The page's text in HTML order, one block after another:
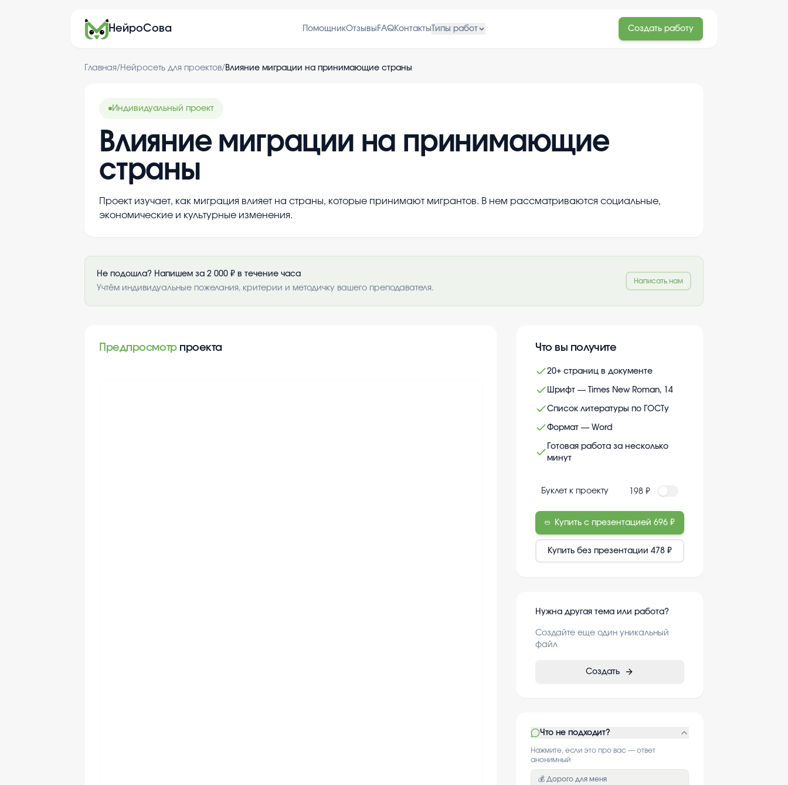
НейроСова ПомощникОтзывы FAQКонтакты Типы работ Создать работу
Главная/ Нейросеть для проектов/ Влияние миграции на принимающие страны
Индивидуальный проект
Влияние миграции на принимающие
страны
Проект изучает, как миграция влияет на страны, которые принимают мигрантов. В нем рассматриваются социальные,
экономические и культурные изменения.
Не подошла? Напишем за 2 000 ₽ в течение часа
Учтём индивидуальные пожелания, критерии и методичку вашего преподавателя.
Написать нам
Предпросмотр проекта Что вы получите
20+ страниц в документе
Шрифт — Times New Roman, 14
Список литературы по ГОСТу
Формат — Word
Готовая работа за несколько
минут
Буклет к проекту 198 ₽
Купить с презентацией 696 ₽
Купить без презентации 478 ₽
Нужна другая тема или работа?
Создайте еще один уникальный
файл
Создать
Что не подходит?
Нажмите, если это про вас — ответ
анонимный
💰 Дорого для меня